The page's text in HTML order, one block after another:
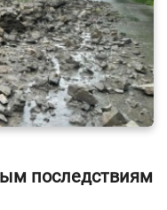
последствиям